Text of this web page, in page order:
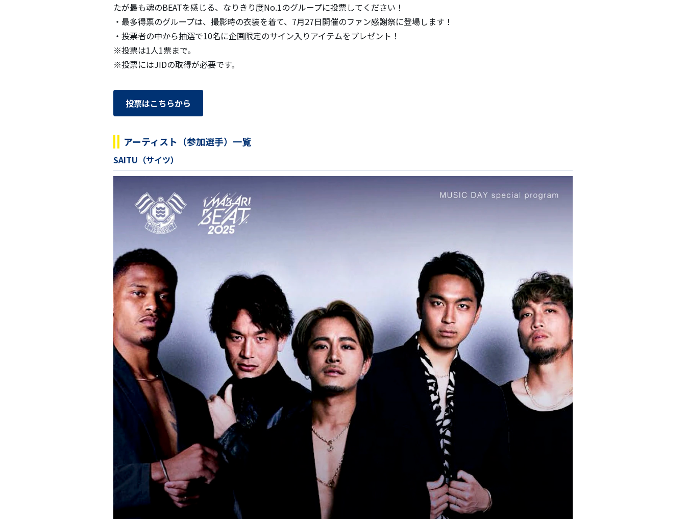
たが最も魂のBEATを感じる、なりきり度No.1のグループに投票してください！
・最多得票のグループは、撮影時の衣装を着て、7月27日開催のファン感謝祭に登場します！
・投票者の中から抽選で10名に企画限定のサイン入りアイテムをプレゼント！
※投票は1人1票まで。
※投票にはJIDの取得が必要です。
投票はこちらから
アーティスト（参加選手）一覧
SAITU（サイツ）